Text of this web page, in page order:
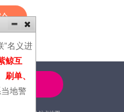
366
”名义进
鲸互
单、
当地警